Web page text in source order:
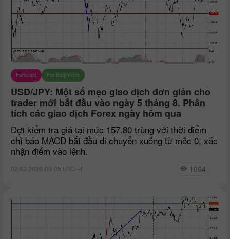
Forecast For beginners
USD/JPY: Một số mẹo giao dịch đơn giản cho
trader mới bắt đầu vào ngày 5 tháng 8. Phân
tích các giao dịch Forex ngày hôm qua
Đợt kiểm tra giá tại mức 157.80 trùng với thời điểm
chỉ báo MACD bắt đầu di chuyển xuống từ mốc 0, xác
nhận điểm vào lệnh.
02:43 2026-08-05 UTC--4 1064